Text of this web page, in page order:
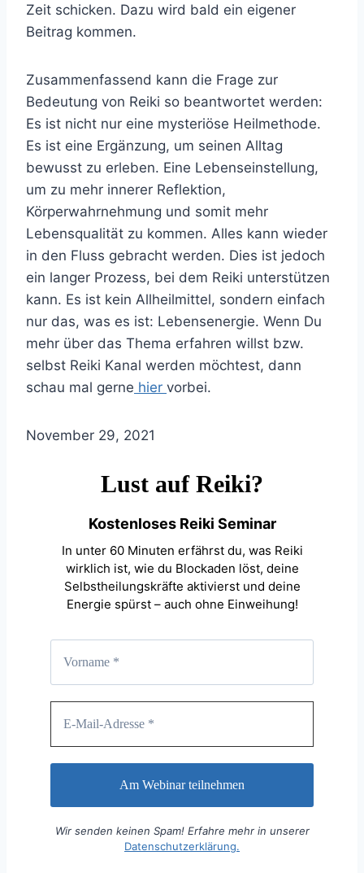
Zeit schicken. Dazu wird bald ein eigener
Beitrag kommen.
Zusammenfassend kann die Frage zur
Bedeutung von Reiki so beantwortet werden:
Es ist nicht nur eine mysteriöse Heilmethode.
Es ist eine Ergänzung, um seinen Alltag
bewusst zu erleben. Eine Lebenseinstellung,
um zu mehr innerer Reflektion,
Körperwahrnehmung und somit mehr
Lebensqualität zu kommen. Alles kann wieder
in den Fluss gebracht werden. Dies ist jedoch
ein langer Prozess, bei dem Reiki unterstützen
kann. Es ist kein Allheilmittel, sondern einfach
nur das, was es ist: Lebensenergie. Wenn Du
mehr über das Thema erfahren willst bzw.
selbst Reiki Kanal werden möchtest, dann
schau mal gerne hier vorbei.
November 29, 2021
Lust auf Reiki?
Kostenloses Reiki Seminar
In unter 60 Minuten erfährst du, was Reiki
wirklich ist, wie du Blockaden löst, deine
Selbstheilungskräfte aktivierst und deine
Energie spürst – auch ohne Einweihung!
Wir senden keinen Spam! Erfahre mehr in unserer
Datenschutzerklärung.